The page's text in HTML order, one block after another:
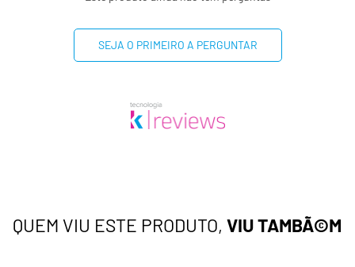
SEJA O PRIMEIRO A PERGUNTAR
QUEM VIU ESTE PRODUTO, VIU TAMBÃ©M